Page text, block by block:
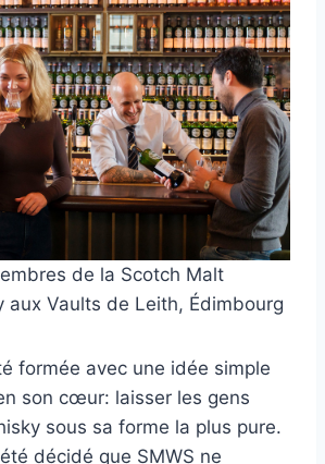
de la Scotch Malt
aux Vaults de Leith, Édimbourg
formée avec une idée simple
son cœur: laisser les gens
sous sa forme la plus pure.
décidé que SMWS ne